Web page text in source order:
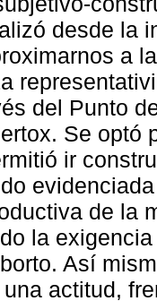
desde la
a
del Punto
Se optó
ir
de la
la
Así
actitud,